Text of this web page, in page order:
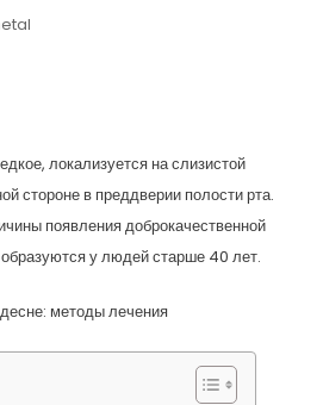
локализуется на слизистой
стороне в преддверии полости рта.
появления доброкачественной
у людей старше 40 лет.